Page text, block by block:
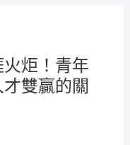
炬！青年
雙贏的關